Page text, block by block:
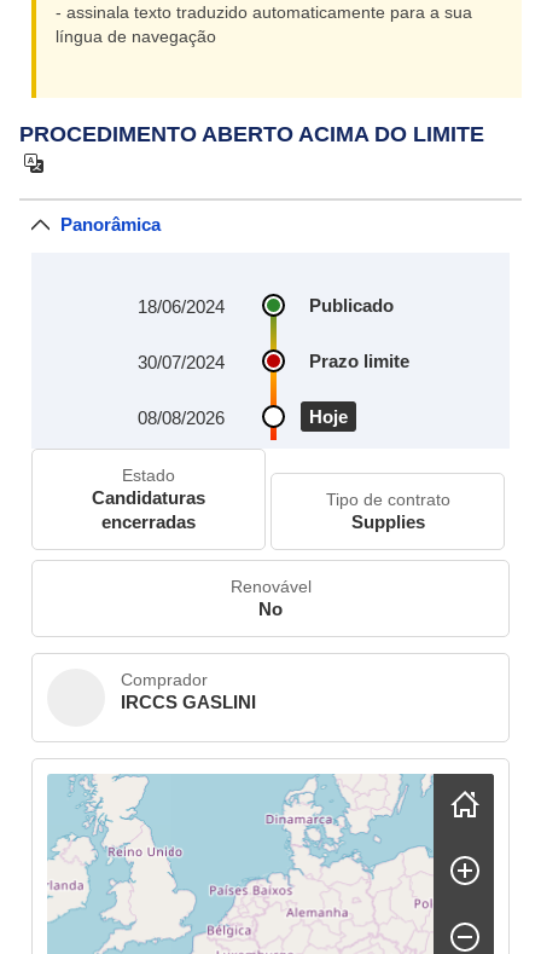
- assinala texto traduzido automaticamente para a sua
língua de navegação
PROCEDIMENTO ABERTO ACIMA DO LIMITE
Panorâmica
Publicado
18/06/2024
Prazo limite
30/07/2024
Hoje
08/08/2026
Estado
Candidaturas
encerradas
Tipo de contrato
Supplies
Renovável
No
Comprador
IRCCS GASLINI
Skip map